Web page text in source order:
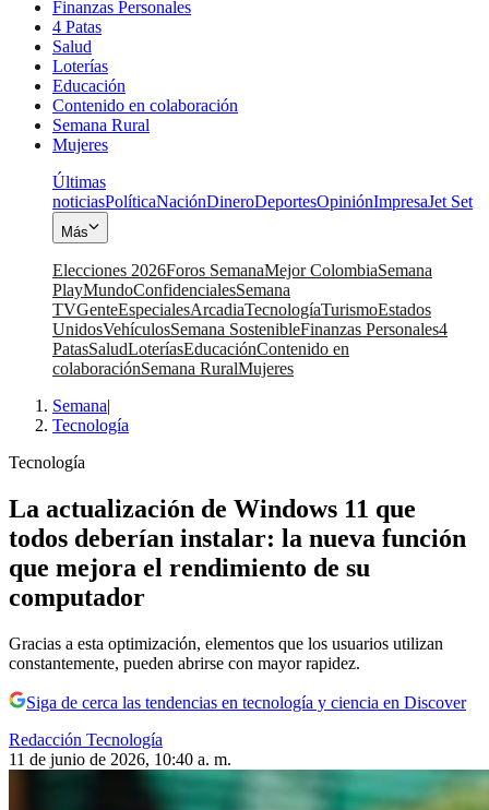
Finanzas Personales
4 Patas
Salud
Loterías
Educación
Contenido en colaboración
Semana Rural
Mujeres
Últimas
noticiasPolíticaNaciónDineroDeportesOpiniónImpresaJet Set
Más
Elecciones 2026Foros SemanaMejor ColombiaSemana
PlayMundoConfidencialesSemana
TVGenteEspecialesArcadiaTecnologíaTurismoEstados
UnidosVehículosSemana SostenibleFinanzas Personales4
PatasSaludLoteríasEducaciónContenido en
colaboraciónSemana RuralMujeres
Semana|
Tecnología
Tecnología
La actualización de Windows 11 que
todos deberían instalar: la nueva función
que mejora el rendimiento de su
computador
Gracias a esta optimización, elementos que los usuarios utilizan
constantemente, pueden abrirse con mayor rapidez.
Siga de cerca las tendencias en tecnología y ciencia en Discover
Redacción Tecnología
11 de junio de 2026, 10:40 a. m.